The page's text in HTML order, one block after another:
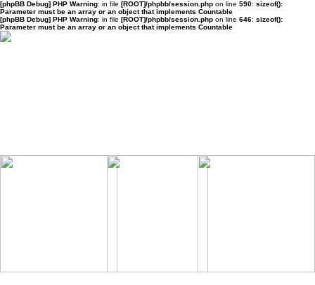
[phpBB Debug] PHP Warning: in file [ROOT]/phpbb/session.php on line 590: sizeof():
Parameter must be an array or an object that implements Countable
[phpBB Debug] PHP Warning: in file [ROOT]/phpbb/session.php on line 646: sizeof():
Parameter must be an array or an object that implements Countable